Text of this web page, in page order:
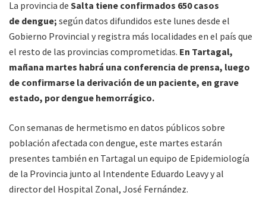
La provincia de Salta tiene confirmados 650 casos
de dengue; según datos difundidos este lunes desde el
Gobierno Provincial y registra más localidades en el país que
el resto de las provincias comprometidas. En Tartagal,
mañana martes habrá una conferencia de prensa, luego
de confirmarse la derivación de un paciente, en grave
estado, por dengue hemorrágico.
Con semanas de hermetismo en datos públicos sobre
población afectada con dengue, este martes estarán
presentes también en Tartagal un equipo de Epidemiología
de la Provincia junto al Intendente Eduardo Leavy y al
director del Hospital Zonal, José Fernández.